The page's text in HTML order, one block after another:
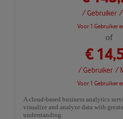
/ Gebruiker /
Voor 1 Gebruiker
of
€
/ Gebruiker /
Voor 1 Gebruiker
A cloud-based business analytics
visualize and analyze data with
understanding.